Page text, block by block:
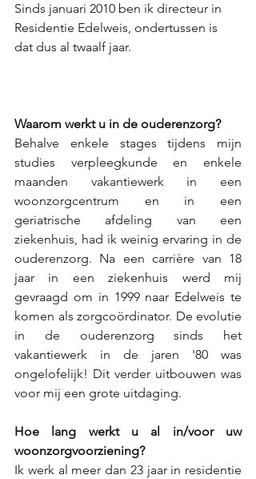
Sinds januari 2010 ben ik directeur in
Residentie Edelweis, ondertussen is
dat dus al twaalf jaar.
Waarom werkt u in de ouderenzorg?
Behalve enkele stages tijdens mijn
studies verpleegkunde en enkele
maanden vakantiewerk in een
woonzorgcentrum en in een
geriatrische afdeling van een
ziekenhuis, had ik weinig ervaring in de
ouderenzorg. Na een carrière van 18
jaar in een ziekenhuis werd mij
gevraagd om in 1999 naar Edelweis te
komen als zorgcoördinator. De evolutie
in de ouderenzorg sinds het
vakantiewerk in de jaren '80 was
ongelofelijk! Dit verder uitbouwen was
voor mij een grote uitdaging.
Hoe lang werkt u al in/voor uw
woonzorgvoorziening?
Ik werk al meer dan 23 jaar in residentie